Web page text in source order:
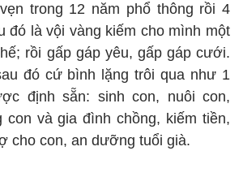
trong 12 năm phổ thông rồi 4
đó là vội vàng kiếm cho mình một
rồi gấp gáp yêu, gấp gáp cưới.
đó cứ bình lặng trôi qua như 1
định sẵn: sinh con, nuôi con,
con và gia đình chồng, kiếm tiền,
cho con, an dưỡng tuổi già.